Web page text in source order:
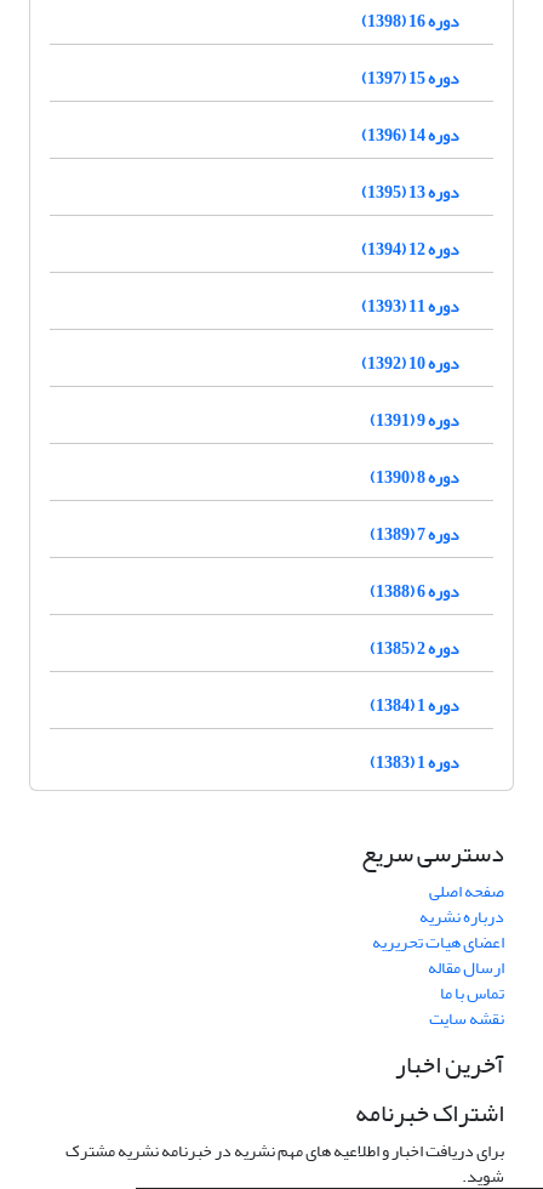
دوره 16 (1398)
دوره 15 (1397)
دوره 14 (1396)
دوره 13 (1395)
دوره 12 (1394)
دوره 11 (1393)
دوره 10 (1392)
دوره 9 (1391)
دوره 8 (1390)
دوره 7 (1389)
دوره 6 (1388)
دوره 2 (1385)
دوره 1 (1384)
دوره 1 (1383)
دسترسی سریع
صفحه اصلی
درباره نشریه
اعضای هیات تحریریه
ارسال مقاله
تماس با ما
نقشه سایت
آخرین اخبار
اشتراک خبرنامه
برای دریافت اخبار و اطلاعیه های مهم نشریه در خبرنامه نشریه مشترک
شوید.